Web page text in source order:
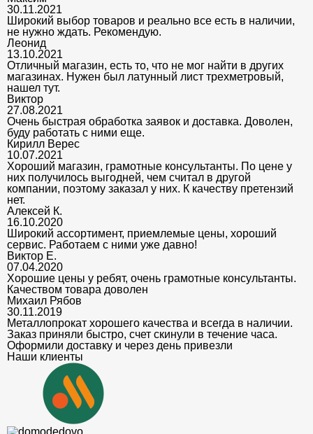
30.11.2021
Широкий выбор товаров и реально все есть в наличии,
не нужно ждать. Рекомендую.
Леонид
13.10.2021
Отличный магазин, есть то, что не мог найти в других
магазинах. Нужен был латунный лист трехметровый,
нашел тут.
Виктор
27.08.2021
Очень быстрая обработка заявок и доставка. Доволен,
буду работать с ними еще.
Кирилл Верес
10.07.2021
Хороший магазин, грамотные консультанты. По цене у
них получилось выгодней, чем считал в другой
компании, поэтому заказал у них. К качеству претензий
нет.
Алексей К.
16.10.2020
Широкий ассортимент, приемлемые цены, хороший
сервис. Работаем с ними уже давно!
Виктор Е.
07.04.2020
Хорошие цены у ребят, очень грамотные консультанты.
Качеством товара доволен
Михаил Рябов
30.11.2019
Металлопрокат хорошего качества и всегда в наличии.
Заказ приняли быстро, счет скинули в течение часа.
Оформили доставку и через день привезли
Наши клиенты